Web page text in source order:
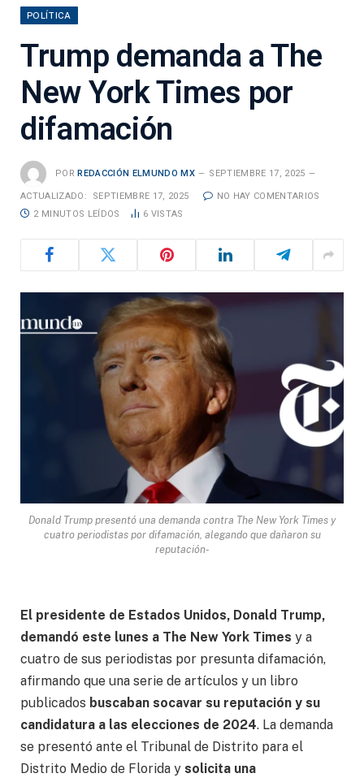
POLÍTICA
Trump demanda a The
New York Times por
difamación
POR REDACCIÓN ELMUNDO MX SEPTIEMBRE 17, 2025
ACTUALIZADO: SEPTIEMBRE 17, 2025
NO HAY COMENTARIOS
2 MINUTOS LEÍDOS
6 VISTAS
Donald Trump presentó una demanda contra The New York Times y
cuatro periodistas por difamación, alegando que dañaron su
reputación-
El presidente de Estados Unidos, Donald Trump,
demandó este lunes a The New York Times y a
cuatro de sus periodistas por presunta difamación,
afirmando que una serie de artículos y un libro
publicados buscaban socavar su reputación y su
candidatura a las elecciones de 2024. La demanda
se presentó ante el Tribunal de Distrito para el
Distrito Medio de Florida y solicita una